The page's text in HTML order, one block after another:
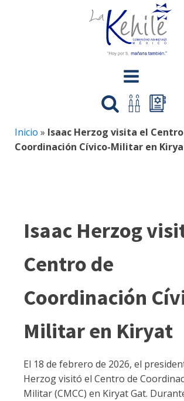
Inicio » Isaac Herzog visita el
Coordinación Cívico-Militar en
Isaac Herzog
Centro de
Coordinación
Militar en Kiryat
El 18 de febrero de 2026, el
Herzog visitó el Centro de
Militar (CMCC) en Kiryat Gat.